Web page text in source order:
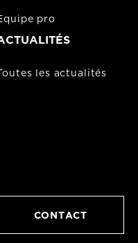
pro
Toutes les actualités
CONTACT